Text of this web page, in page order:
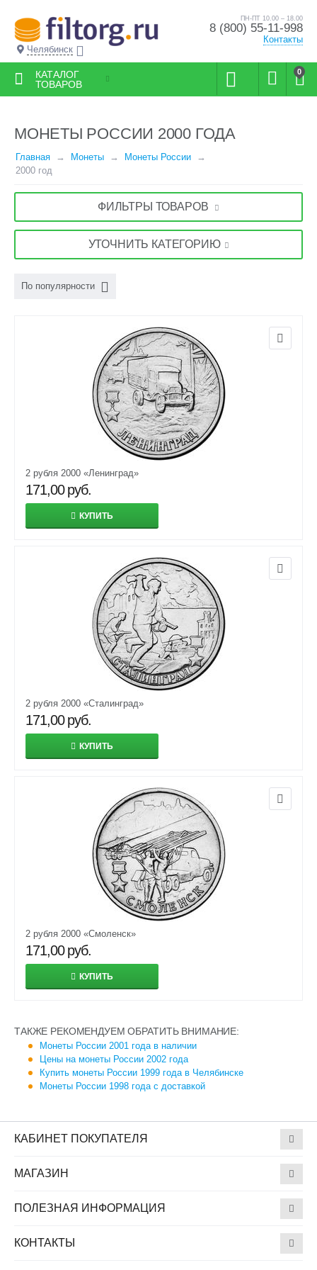
Челябинск
ПН-ПТ 10.00 – 18.00
8 (800) 55-11-998
Контакты
0
КАТАЛОГ
ТОВАРОВ
МОНЕТЫ РОССИИ 2000 ГОДА
Главная Монеты
Монеты России
2000 год
ФИЛЬТРЫ ТОВАРОВ
УТОЧНИТЬ КАТЕГОРИЮ
По популярности
2 рубля 2000 «Ленинград»
171,00 руб.
КУПИТЬ
2 рубля 2000 «Сталинград»
171,00 руб.
КУПИТЬ
2 рубля 2000 «Смоленск»
171,00 руб.
КУПИТЬ
ТАКЖЕ РЕКОМЕНДУЕМ ОБРАТИТЬ ВНИМАНИЕ:
Монеты России 2001 года в наличии
Цены на монеты России 2002 года
Купить монеты России 1999 года в Челябинске
Монеты России 1998 года с доставкой
КАБИНЕТ ПОКУПАТЕЛЯ
МАГАЗИН
ПОЛЕЗНАЯ ИНФОРМАЦИЯ
КОНТАКТЫ